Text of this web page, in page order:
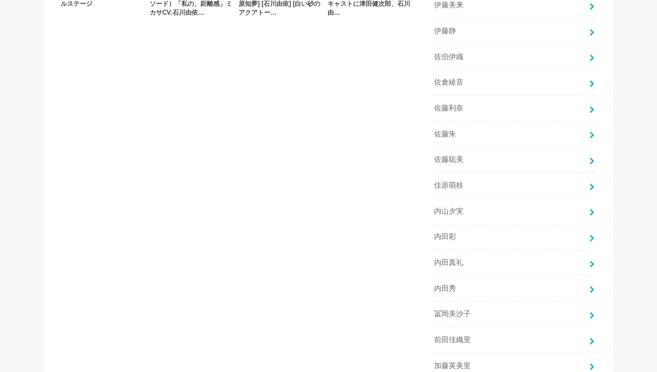
ルステージ
ソード）「私の、距離感」ミ
カサCV.石川由依…
原知夢] [石川由依] [白い砂の
アクアトー…
キャストに津田健次郎、石川
由…
伊藤美来
伊藤静
佐伯伊織
佐倉綾音
佐藤利奈
佐藤朱
佐藤聡美
佳原萌枝
内山夕実
内田彩
内田真礼
内田秀
冨岡美沙子
前田佳織里
加藤英美里